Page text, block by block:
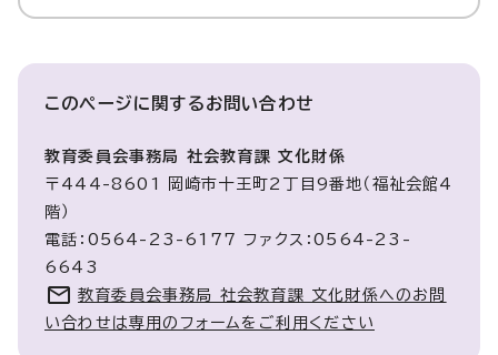
このページに関するお問い合わせ
教育委員会事務局 社会教育課 文化財係
〒444-8601 岡崎市十王町2丁目9番地（福祉会館4
階）
電話：0564-23-6177 ファクス：0564-23-
6643
教育委員会事務局 社会教育課 文化財係へのお問
い合わせは専用のフォームをご利用ください